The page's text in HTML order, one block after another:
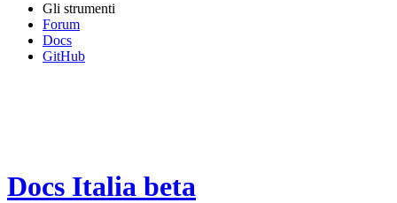
Gli strumenti
Forum
Docs
GitHub
Docs Italia beta